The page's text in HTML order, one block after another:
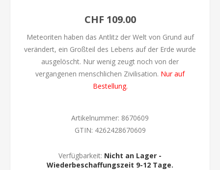
CHF 109.00
Meteoriten haben das Antlitz der Welt von Grund auf
verändert, ein Großteil des Lebens auf der Erde wurde
ausgelöscht. Nur wenig zeugt noch von der
vergangenen menschlichen Zivilisation. Nur auf
Bestellung.
Artikelnummer: 8670609
GTIN: 4262428670609
Verfügbarkeit: Nicht an Lager -
Wiederbeschaffungszeit 9-12 Tage.